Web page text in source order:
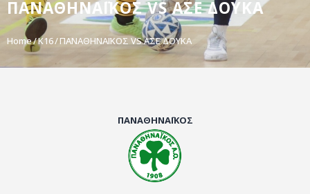
ΠΑΝΑΘΗΝΑΪΚΟΣ VS ΑΣΕ ΔΟΥΚΑ
Home K16 ΠΑΝΑΘΗΝΑΪΚΟΣ VS ΑΣΕ ΔΟΥΚΑ
ΕΠΣΣ
ΔΙΟΡΓΑΝΩΣΕΙΣ
ΠΡΟΕΘΝΙΚΕΣ ΟΜΑΔΕΣ
ΣΥΝΕΝΤΕΥΞΕΙΣ
ΠΑΝΑΘΗΝΑΪΚΟΣ